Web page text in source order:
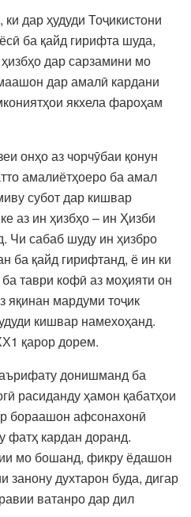
дар ҳудуди Тоҷикистони
ба қайд гирифта шуда,
дар сарзамини мо
дар амалӣ кардани
якхела фароҳам
онҳо аз чорчӯбаи қонун
амалиётҳоеро ба амал
субот дар кишвар
аз ин ҳизбҳо – ин Ҳизби
Чи сабаб шуду ин ҳизбро
ба қайд гирифтанд, ё ин ки
таври кофӣ аз моҳияти он
яқинан мардуми тоҷик
кишвар намехоҳанд.
қарор дорем.
донишманд ба
расиданду ҳамон қабатҳои
бораашон афсонахонӣ
кардан доранд.
мо бошанд, фикру ёдашон
духтарон буда, дигар
ватанро дар дил